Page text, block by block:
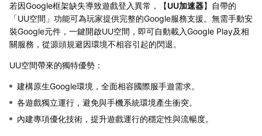
若因Google框架缺失導致遊戲登入異常，【UU加速器】自帶的
「UU空間」功能可為玩家提供完整的Google服務支援。無需手動安
裝Google元件，一鍵開啟UU空間，即可自動載入Google Play及相
關服務，從源頭規避因環境不相容引起的閃退。
UU空間帶來的獨特優勢：
建構原生Google環境，全面相容國際服手遊需求。
各遊戲獨立運行，避免與手機系統環境產生衝突。
內建專項優化技術，提升遊戲運行的穩定性與流暢度。